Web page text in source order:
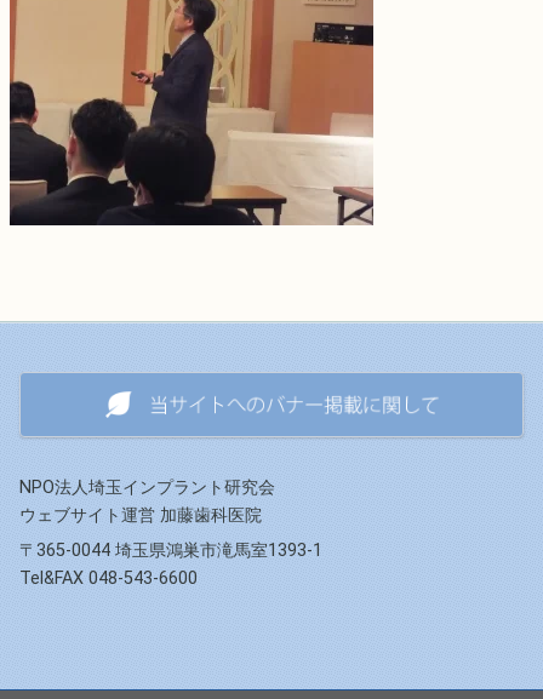
NPO法人埼玉インプラント研究会
ウェブサイト運営 加藤歯科医院
〒365-0044 埼玉県鴻巣市滝馬室1393-1
Tel&FAX 048-543-6600